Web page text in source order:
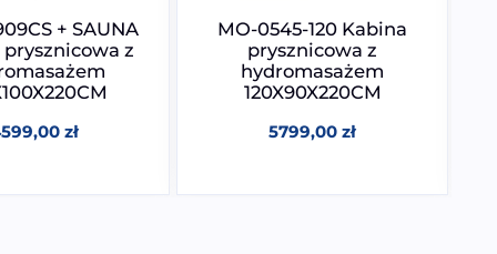
+ SAUNA
z
zł
MO-0545-120 Kabina
prysznicowa z
hydromasażem
120X90X220CM
5799,00 zł